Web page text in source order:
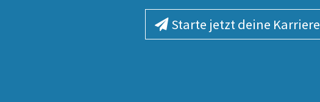
Starte jetzt deine Karriere